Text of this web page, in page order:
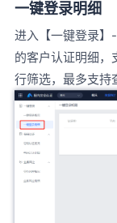
一键登录明细
进入【一键登录】
的客户认证明细，
行筛选，最多支持